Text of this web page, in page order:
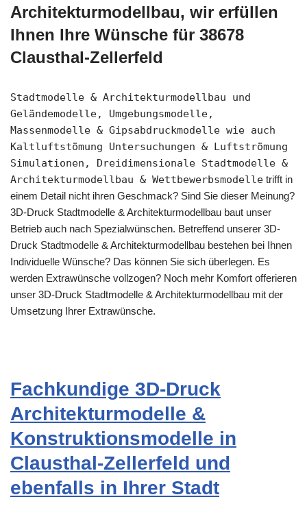
Architekturmodellbau, wir erfüllen
Ihnen Ihre Wünsche für 38678
Clausthal-Zellerfeld
Stadtmodelle & Architekturmodellbau und
Geländemodelle, Umgebungsmodelle,
Massenmodelle & Gipsabdruckmodelle wie auch
Kaltluftstömung Untersuchungen & Luftströmung
Simulationen, Dreidimensionale Stadtmodelle &
Architekturmodellbau & Wettbewerbsmodelle trifft in
einem Detail nicht ihren Geschmack? Sind Sie dieser Meinung?
3D-Druck Stadtmodelle & Architekturmodellbau baut unser
Betrieb auch nach Spezialwünschen. Betreffend unserer 3D-
Druck Stadtmodelle & Architekturmodellbau bestehen bei Ihnen
Individuelle Wünsche? Das können Sie sich überlegen. Es
werden Extrawünsche vollzogen? Noch mehr Komfort offerieren
unser 3D-Druck Stadtmodelle & Architekturmodellbau mit der
Umsetzung Ihrer Extrawünsche.
Fachkundige 3D-Druck
Architekturmodelle &
Konstruktionsmodelle in
Clausthal-Zellerfeld und
ebenfalls in Ihrer Stadt